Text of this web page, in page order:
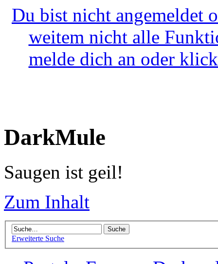
Du bist nicht angemeldet
weitem nicht alle
melde dich an oder
DarkMule
Saugen ist geil!
Zum Inhalt
Erweiterte Suche